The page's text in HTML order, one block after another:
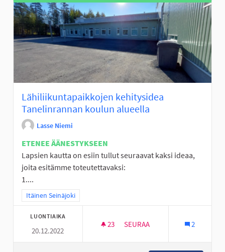
Lähiliikuntapaikkojen kehitysidea
Tanelinrannan koulun alueella
Lasse Niemi
ETENEE ÄÄNESTYKSEEN
Lapsien kautta on esiin tullut seuraavat kaksi ideaa,
joita esitämme toteutettavaksi:
1....
Rajaa tulokset teeman mukaan: Itäinen Seinäjoki
Itäinen Seinäjoki
LUONTIAIKA
20.12.2022
23 23 SEURAAJAA
SEURAA 2